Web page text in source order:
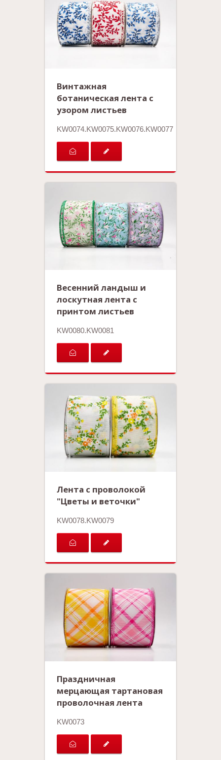
Винтажная
ботаническая лента с
узором листьев
KW0074.KW0075.KW0076.KW0077
Весенний ландыш и
лоскутная лента с
принтом листьев
KW0080.KW0081
Лента с проволокой
"Цветы и веточки"
KW0078.KW0079
Праздничная
мерцающая тартановая
проволочная лента
KW0073